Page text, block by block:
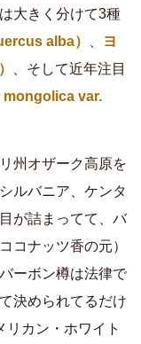
大きく分けて3種
alba）
ヨ
、そして近年注目
mongolica var.
州オザーク高原を
ルバニア、ケンタ
が詰まってて、バ
コナッツ香の元）
ーボン樽は法律で
決められてるだけ
カン・ホワイト